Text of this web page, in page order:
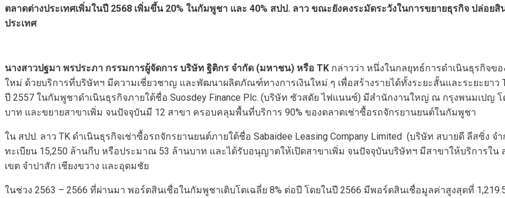
ตลาดต่างประเทศเพิ่มในปี 2568 เพิ่มขึ้น 20% ในกัมพูชา และ 40% สปป. ลาว ขณะยังคงระมัดระวังในการขยายธุรกิจ ปล่อยสิ
ประเทศ
นางสาวปฐมา พรประภา กรรมการผู้จัดการ บริษัท ฐิติกร จำกัด (มหาชน) หรือ TK กล่าวว่า หนึ่งในกลยุทธ์การดำเนินธุรกิจข
ใหม่ ด้วยบริการที่บริษัทฯ มีความเชี่ยวชาญ และพัฒนาผลิตภัณฑ์ทางการเงินใหม่ ๆ เพื่อสร้างรายได้ทั้งระยะสั้นและระยะยาว
ปี 2557 ในกัมพูชาดำเนินธุรกิจภายใต้ชื่อ Suosdey Finance Plc. (บริษัท ซัวสดัย ไฟแนนซ์) มีสำนักงานใหญ่ ณ กรุงพนมเปญ
บาท และขยายสาขาเพิ่ม จนปัจจุบันมี 12 สาขา ครอบคลุมพื้นที่บริการ 90% ของตลาดเช่าซื้อรถจักรยานยนต์ในกัมพูชา
ใน สปป. ลาว TK ดำเนินธุรกิจเช่าซื้อรถจักรยานยนต์ภายใต้ชื่อ Sabaidee Leasing Company Limited (บริษัท สบายดี ลีสซิ่ง
ทะเบียน 15,250 ล้านกีบ หรือประมาณ 53 ล้านบาท และได้รับอนุญาตให้เปิดสาขาเพิ่ม จนปัจจุบันบริษัทฯ มีสาขาให้บริการใน
เขต จำปาสัก เชียงขวาง และอุดมชัย
ในช่วง 2563 – 2566 ที่ผ่านมา พอร์ตสินเชื่อในกัมพูชาเติบโตเฉลี่ย 8% ต่อปี โดยในปี 2566 มีพอร์ตสินเชื่อมูลค่าสูงสุดที่